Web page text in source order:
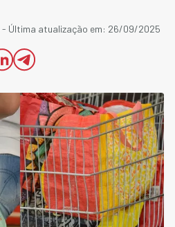
- Última atualização em: 26/09/2025